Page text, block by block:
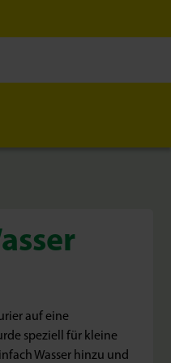
auf eine
speziell für kleine
Wasser hinzu und